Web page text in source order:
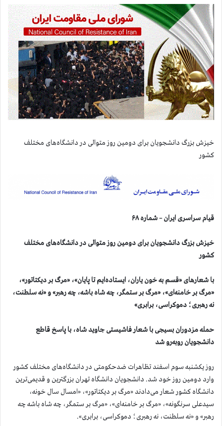
خیزش بزرگ دانشجویان برای دومین روز متوالی در دانشگاه‌های مختلف
کشور
قیام سراسری ایران – شماره ۶۸
خیزش بزرگ دانشجویان برای دومین روز متوالی در دانشگاه‌های مختلف
کشور
با شعارهای «قسم به خون یاران، ایستاده‌ایم تا پایان»، «مرگ بر دیکتاتور»،
«مرگ بر خامنه‌ای»، «مرگ بر ستمگر، چه شاه باشه، چه رهبر» و «نه سلطنت،
نه رهبری؛ دموکراسی، برابری»
حمله مزدوران بسیجی با شعار فاشیستی جاوید شاه، با پاسخ قاطع
دانشجویان روبه‌رو شد
روز یکشنبه سوم اسفند تظاهرات ضدحکومتی در دانشگاه‌های مختلف کشور
وارد دومین روز خود شد. دانشجویان دانشگاه تهران بزرگترین و قدیمی‌ترین
دانشگاه کشور شعار می‌دادند «مرگ بر دیکتاتور»، «امسال سال خونه،
سیدعلی سرنگونه»، «مرگ بر خامنه‌ای»، «مرگ بر ستمگر، چه شاه باشه چه
رهبر» و «نه سلطنت، نه رهبری؛ دموکراسی، برابری».